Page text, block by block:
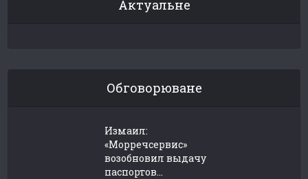
Актуальне
Обговорюване
Измаил:
«Морречсервис»
возобновил выдачу
паспортов...